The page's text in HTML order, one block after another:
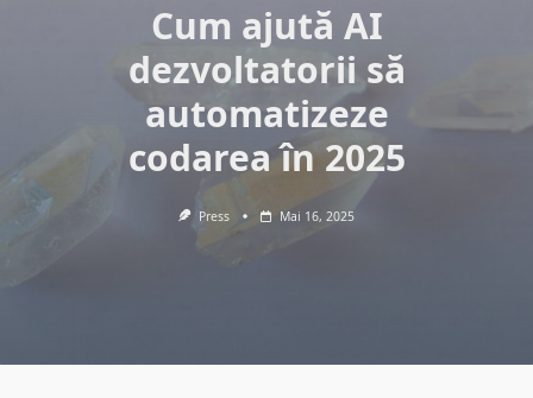
Cum ajută AI
dezvoltatorii să
automatizeze
codarea în 2025
Press Mai 16, 2025